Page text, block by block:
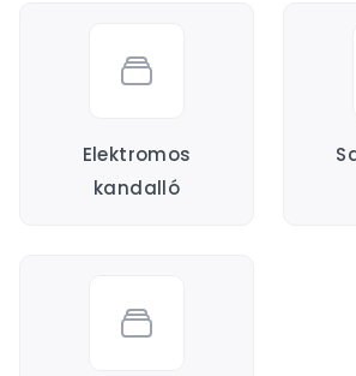
Elektromos
kandalló